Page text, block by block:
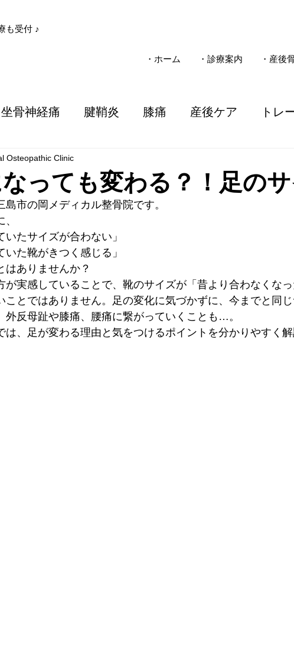
も受付 ♪
・ホーム ・診療案内 ・産後
坐骨神経痛 腱鞘炎 膝痛 産後ケア トレ
子ども
容 ソマニクス 不妊
交通事故 三島市
っても変わる？！足の
Osteopathic Clinic
島市の岡メディカル整骨院です。
いたサイズが合わない」
いた靴がきつく感じる」
はありませんか？
が実感していることで、靴のサイズが「昔より合わなくなっ
ことではありません。足の変化に気づかずに、今までと同
外反母趾や膝痛、腰痛に繋がっていくことも…。
は、足が変わる理由と気をつけるポイントを分かりやすく解